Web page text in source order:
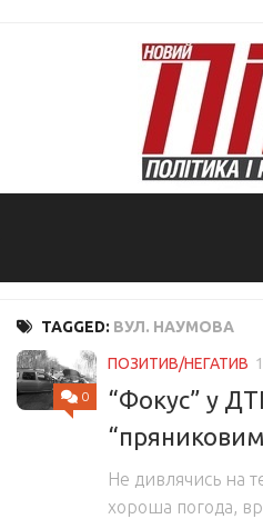
TAGGED: ВУЛ. НАУМОВА
0
ПОЗИТИВ/НЕГАТИВ
“Фокус” у
Не дивлячись на
хороша погода,